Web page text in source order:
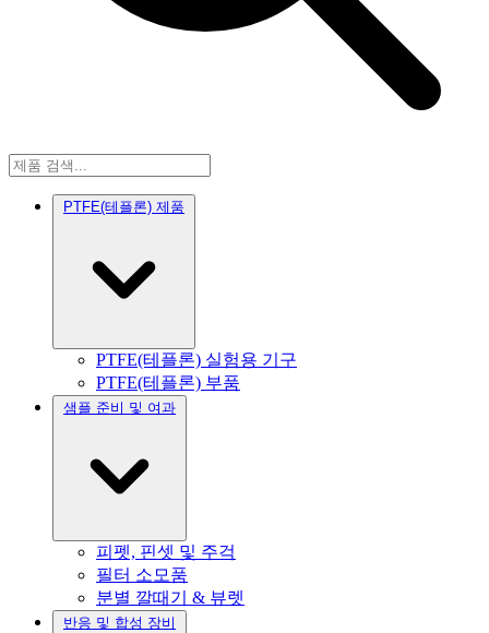
PTFE(테플론) 제품
PTFE(테플론) 실험용 기구
PTFE(테플론) 부품
샘플 준비 및 여과
피펫, 핀셋 및 주걱
필터 소모품
분별 깔때기 & 뷰렛
반응 및 합성 장비